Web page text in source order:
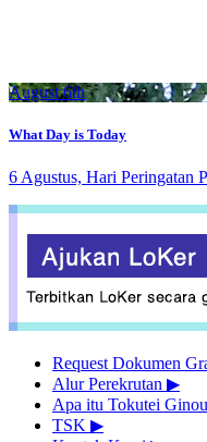
August 6th
What Day is Today
6 Agustus, Hari Peringatan
Request Dokumen
Alur Perekrutan ▶︎
Apa itu Tokutei
TSK ▶︎